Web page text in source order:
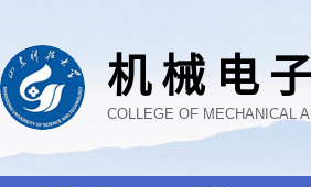
机械电
COLLEGE OF MECHANICAL